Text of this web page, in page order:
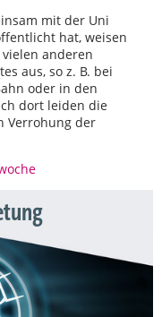
mit der Uni
hat, weisen
anderen
aus, so z. B. bei
oder in den
dort leiden die
Verrohung der